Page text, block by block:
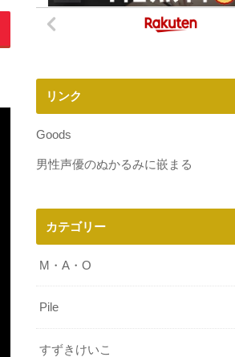
リンク
Goods
男性声優のぬかるみに嵌まる
カテゴリー
M・A・O
Pile
すずきけいこ